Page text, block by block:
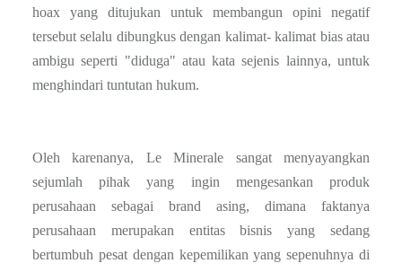
hoax yang ditujukan untuk membangun opini negatif
tersebut selalu dibungkus dengan kalimat- kalimat bias atau
ambigu seperti "diduga" atau kata sejenis lainnya, untuk
menghindari tuntutan hukum.
Oleh karenanya, Le Minerale sangat menyayangkan
sejumlah pihak yang ingin mengesankan produk
perusahaan sebagai brand asing, dimana faktanya
perusahaan merupakan entitas bisnis yang sedang
bertumbuh pesat dengan kepemilikan yang sepenuhnya di